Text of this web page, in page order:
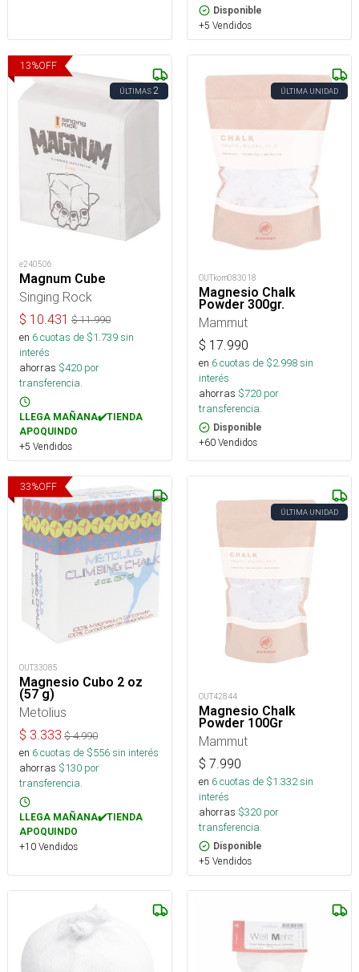
Disponible
+5 Vendidos
13%OFF
ÚLTIMAS2
e240506
Magnum Cube
Singing Rock
$ 10.431 $11.990
en 6cuotas de $1.739sin
interés
ahorras $420 por
transferencia.
LLEGA MAÑANA✔️TIENDA
APOQUINDO
+5 Vendidos
ÚLTIMA UNIDAD
OUTkom083018
Magnesio Chalk
Powder 300gr.
Mammut
$ 17.990
en 6cuotas de $2.998sin
interés
ahorras $720 por
transferencia.
Disponible
+60 Vendidos
33%OFF
OUT33085
Magnesio Cubo 2 oz
(57 g)
Metolius
$ 3.333 $4.990
en 6cuotas de $556sin interés
ahorras $130 por
transferencia.
LLEGA MAÑANA✔️TIENDA
APOQUINDO
+10 Vendidos
ÚLTIMA UNIDAD
OUT42844
Magnesio Chalk
Powder 100Gr
Mammut
$ 7.990
en 6cuotas de $1.332sin
interés
ahorras $320 por
transferencia.
Disponible
+5 Vendidos